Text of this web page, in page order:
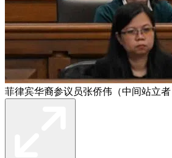
菲律宾华裔参议员张侨伟（中间站立